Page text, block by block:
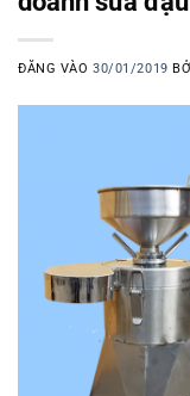
ĐĂNG VÀO30/01/2019